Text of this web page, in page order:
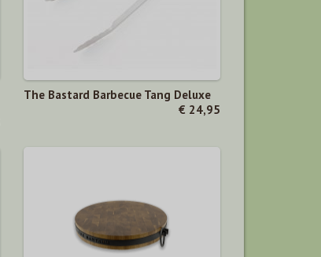
The Bastard Barbecue Tang Deluxe
€ 24,95